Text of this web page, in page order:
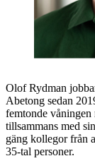
Olof Rydman
Abetong sedan
femtonde våningen
tillsammans med
gäng kollegor från
35-tal personer.